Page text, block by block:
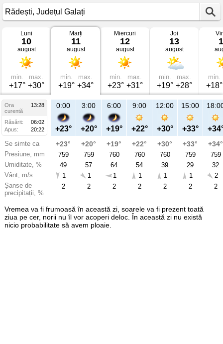
Vremea
Rădești
mâine
Județul
Galați
Luni
10
august
min.
+17°
max.
+30°
Marți
11
august
min.
+19°
max.
+34°
Miercuri
12
august
min.
+23°
max.
+31°
Joi
13
august
min.
+19°
max.
+28°
min.
+18°
Ora
13:28
curentă
Răsărit:
06:02
Apus:
20:22
Se simte ca
Presiune, mm
Umiditate, %
Vânt, m/s
Șanse de
precipitații, %
21:00
+26°
+26°
759
37
1
2
Ma
aug
0:00
+23°
+23°
759
49
1
2
3:00
+20°
+20°
759
57
1
2
6:00
+19°
+19°
760
64
1
2
9:00
+22°
+22°
760
54
1
2
12:00
+30°
+30°
760
39
1
2
15:00
+33°
+33°
759
29
1
2
+34°
759
32
2
2
Vremea va fi frumoasă în această zi, soarele va fi prezent toată
ziua pe cer, norii nu îl vor acoperi deloc. În această zi nu există
nicio probabilitate să avem ploaie.